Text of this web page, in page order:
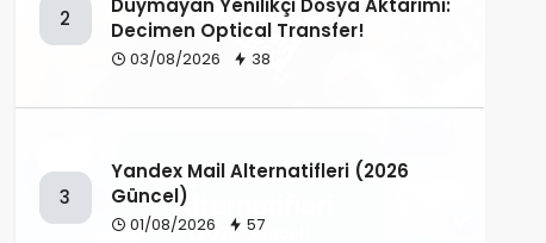
2
Decimen Optical Transfer!
03/08/2026 38
3
Yandex Mail Alternatifleri (2026
Güncel)
01/08/2026 57